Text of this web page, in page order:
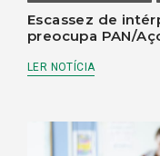
Escassez de
preocupa PAN/
LER NOTÍCIA